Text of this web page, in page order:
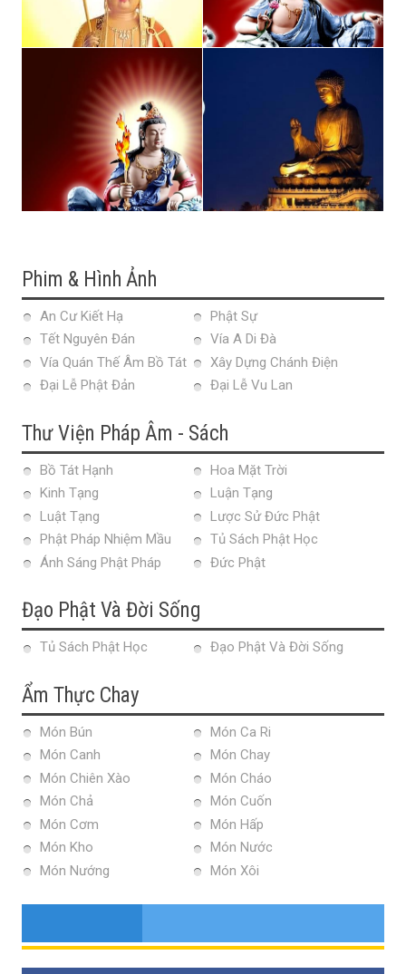
Phim & Hình Ảnh
An Cư Kiết Hạ
Phật Sự
Tết Nguyên Đán
Vía A Di Đà
Vía Quán Thế Âm Bồ Tát
Xây Dựng Chánh Điện
Đại Lễ Phật Đản
Đại Lễ Vu Lan
Thư Viện Pháp Âm - Sách
Bồ Tát Hạnh
Hoa Mặt Trời
Kinh Tạng
Luận Tạng
Luật Tạng
Lược Sử Đức Phật
Phật Pháp Nhiệm Mầu
Tủ Sách Phật Học
Ánh Sáng Phật Pháp
Đức Phật
Đạo Phật Và Đời Sống
Tủ Sách Phật Học Đạo Phật Và Đời Sống
Ẩm Thực Chay
Món Bún
Món Ca Ri
Món Canh
Món Chay
Món Chiên Xào
Món Cháo
Món Chả
Món Cuốn
Món Cơm
Món Hấp
Món Kho
Món Nước
Món Nướng
Món Xôi